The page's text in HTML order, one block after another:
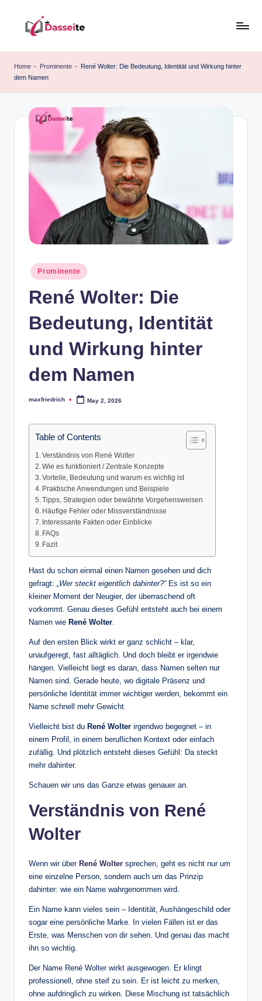
content
a
e
Home - Prominente - René Wolter: Die Bedeutung, Identität und Wirkung hinter
dem Namen
Posted
in
Prominente
René Wolter: Die
Bedeutung, Identität
und Wirkung hinter
dem Namen
Posted
maxfriedrich May 2, 2026
Table of Contents
Verständnis von René Wolter
Wie es funktioniert / Zentrale Konzepte
Vorteile, Bedeutung und warum es wichtig ist
Praktische Anwendungen und Beispiele
Tipps, Strategien oder bewährte Vorgehensweisen
Häufige Fehler oder Missverständnisse
Interessante Fakten oder Einblicke
FAQs
Fazit
Hast du schon einmal einen Namen gesehen und dich
gefragt:
„Wer steckt eigentlich dahinter?“Es ist so ein
kleiner Moment der Neugier, der überraschend oft
vorkommt. Genau dieses Gefühl entsteht auch bei einem
Namen wie René Wolter
Auf den ersten Blick wirkt er ganz schlicht – klar,
unaufgeregt, fast alltäglich. Und doch bleibt er irgendwie
hängen. Vielleicht liegt es daran, dass Namen selten nur
Namen sind. Gerade heute, wo digitale Präsenz und
persönliche Identität immer wichtiger werden, bekommt ein
Name schnell mehr Gewicht.
Vielleicht bist du René Wolter irgendwo begegnet – in
einem Profil, in einem beruflichen Kontext oder einfach
zufällig. Und plötzlich entsteht dieses Gefühl: Da steckt
mehr dahinter.
Schauen wir uns das Ganze etwas genauer an.
Verständnis von René
Wolter
Wenn wir über René Wolter sprechen, geht es nicht nur um
eine einzelne Person, sondern auch um das Prinzip
dahinter: wie ein Name wahrgenommen wird.
Ein Name kann vieles sein – Identität, Aushängeschild oder
sogar eine persönliche Marke. In vielen Fällen ist er das
Erste, was Menschen von dir sehen. Und genau das macht
ihn so wichtig.
Der Name René Wolter wirkt ausgewogen. Er klingt
professionell, ohne steif zu sein. Er ist leicht zu merken,
ohne aufdringlich zu wirken. Diese Mischung ist tatsächlich